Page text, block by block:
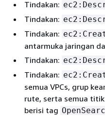
Tindakan:
Tindakan:
Tindakan:
antarmuka jaringan
Tindakan:
Tindakan:
semua VPCs, grup
rute, serta semua
berisi tag